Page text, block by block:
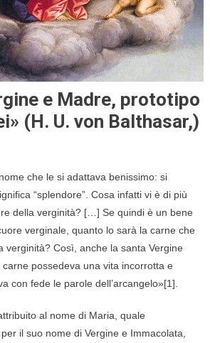
e Madre, prototipo
(H. U. von Balthasar,)
che le si adattava benissimo: si
“splendore”. Cosa infatti vi è di più
della verginità? […] Se quindi è un bene
verginale, quanto lo sarà la carne che
verginità? Così, anche la santa Vergine
possedeva una vita incorrotta e
con fede le parole dell’arcangelo»[1].
al nome di Maria, quale
il suo nome di Vergine e Immacolata,